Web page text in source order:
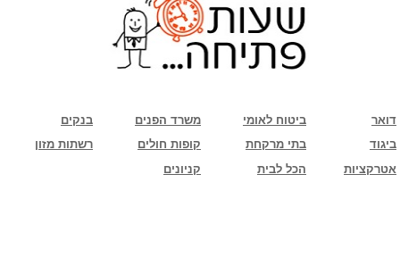
בנקים משרד הפנים ביטוח לאומי
דואר
רשתות מזון
קופות חולים בתי מרקחת
ביגוד
קניונים
הכל לבית אטרקציות